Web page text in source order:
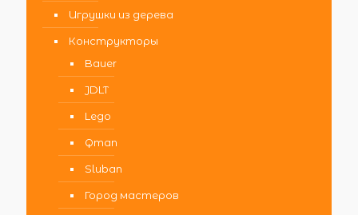
Игрушки из дерева
Конструкторы
Bauer
JDLT
Lego
Qman
Sluban
Город мастеров